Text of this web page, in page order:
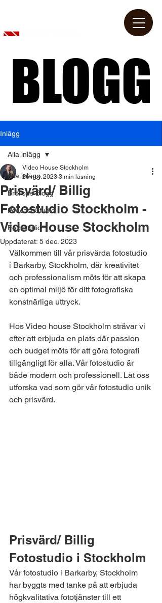
BLOGG
BLOGG
Inlägg
Alla inlägg
Bröllops Blogg
Podcast Studio
Fotostudio
Alla inlägg
Prisvärd/ Billig
Fotostudio Stockholm -
Video House Stockholm
Video House Stockholm
26 nov. 2023 3 min läsning
Uppdaterat: 5 dec. 2023
Välkommen till vår prisvärda fotostudio
i Barkarby, Stockholm, där kreativitet
och professionalism möts för att skapa
en optimal miljö för ditt fotografiska
konstnärliga uttryck.
Hos Video house Stockholm strävar vi
efter att erbjuda en plats där passion
och budget möts för att göra fotografi
tillgängligt för alla. Vår fotostudio är
både modern och professionell. Låt oss
utforska vad som gör vår fotostudio unik
och prisvärd.
Prisvärd/ Billig
Fotostudio i Stockholm
Vår fotostudio i Barkarby, Stockholm
har byggts med tanke på att erbjuda
högkvalitativa fototjänster till ett